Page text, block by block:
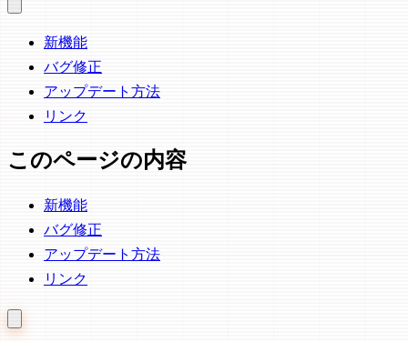
新機能
バグ修正
アップデート方法
リンク
このページの内容
新機能
バグ修正
アップデート方法
リンク